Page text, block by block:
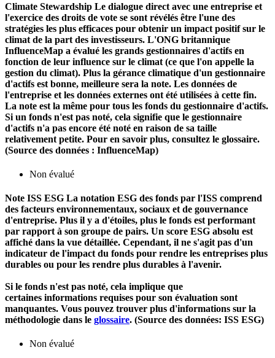
Climate Stewardship Le dialogue direct avec une entreprise et
l'exercice des droits de vote se sont révélés être l'une des
stratégies les plus efficaces pour obtenir un impact positif sur le
climat de la part des investisseurs. L'ONG britannique
InfluenceMap a évalué les grands gestionnaires d'actifs en
fonction de leur influence sur le climat (ce que l'on appelle la
gestion du climat). Plus la gérance climatique d'un gestionnaire
d'actifs est bonne, meilleure sera la note. Les données de
l'entreprise et les données externes ont été utilisées à cette fin.
La note est la même pour tous les fonds du gestionnaire d'actifs.
Si un fonds n'est pas noté, cela signifie que le gestionnaire
d'actifs n'a pas encore été noté en raison de sa taille
relativement petite. Pour en savoir plus, consultez le glossaire.
(Source des données : InfluenceMap)
Non évalué
Note ISS ESG La notation ESG des fonds par l'ISS comprend
des facteurs environnementaux, sociaux et de gouvernance
d'entreprise. Plus il y a d'étoiles, plus le fonds est performant
par rapport à son groupe de pairs. Un score ESG absolu est
affiché dans la vue détaillée. Cependant, il ne s'agit pas d'un
indicateur de l'impact du fonds pour rendre les entreprises plus
durables ou pour les rendre plus durables à l'avenir.
Si le fonds n'est pas noté, cela implique que
certaines informations requises pour son évaluation sont
manquantes. Vous pouvez trouver plus d'informations sur la
méthodologie dans le glossaire. (Source des données: ISS ESG)
Non évalué